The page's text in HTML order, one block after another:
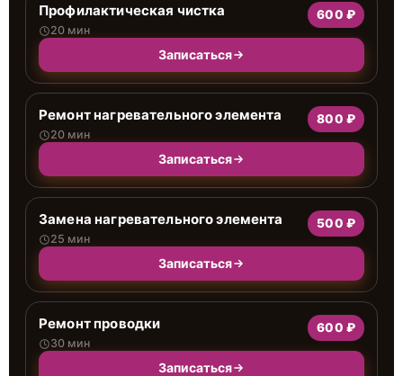
Профилактическая чистка
20 мин
600 ₽
Записаться
Ремонт нагревательного элемента
20 мин
800 ₽
Записаться
Замена нагревательного элемента
25 мин
500 ₽
Записаться
Ремонт проводки
30 мин
600 ₽
Записаться